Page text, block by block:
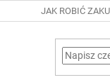
JAK ROBIĆ